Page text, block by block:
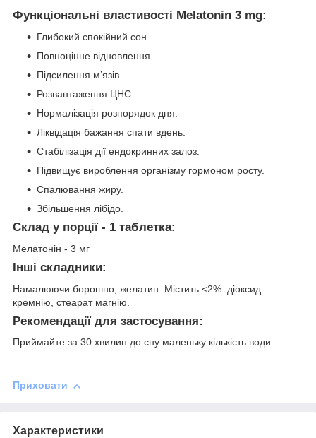
Функціональні властивості Melatonin 3 mg:
Глибокий спокійний сон.
Повноцінне відновлення.
Підсилення м’язів.
Розвантаження ЦНС.
Нормалізація розпорядок дня.
Ліквідація бажання спати вдень.
Стабілізація дії ендокринних залоз.
Підвищує вироблення організму гормоном росту.
Спалювання жиру.
Збільшення лібідо.
Склад у порції - 1 таблетка:
Мелатонін - 3 мг
Інші складники:
Намалюючи борошно, желатин. Містить <2%: діоксид
кремнію, стеарат магнію.
Рекомендації для застосування:
Приймайте за 30 хвилин до сну маленьку кількість води.
Приховати
Характеристики